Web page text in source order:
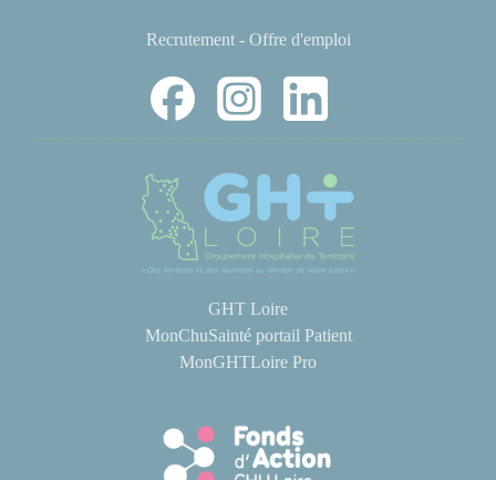
Recrutement - Offre d'emploi
GHT Loire
MonChuSainté portail Patient
MonGHTLoire Pro